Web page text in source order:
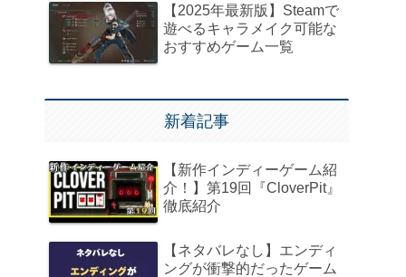
【2025年最新版】Steamで
遊べるキャラメイク可能な
おすすめゲーム一覧
新着記事
【新作インディーゲーム紹
介！】第19回『CloverPit』
徹底紹介
【ネタバレなし】エンディ
ングが衝撃的だったゲーム